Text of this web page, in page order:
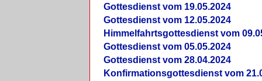
Gottesdienst vom 19.05.2024
Gottesdienst vom 12.05.2024
Himmelfahrtsgottesdienst vom
Gottesdienst vom 05.05.2024
Gottesdienst vom 28.04.2024
Konfirmationsgottesdienst vom